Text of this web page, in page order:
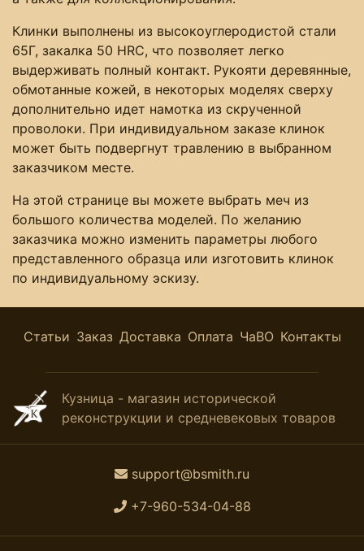
Клинки выполнены из высокоуглеродистой стали
65Г, закалка 50 HRC, что позволяет легко
выдерживать полный контакт. Рукояти деревянные,
обмотанные кожей, в некоторых моделях сверху
дополнительно идет намотка из скрученной
проволоки. При индивидуальном заказе клинок
может быть подвергнут травлению в выбранном
заказчиком месте.
На этой странице вы можете выбрать меч из
большого количества моделей. По желанию
заказчика можно изменить параметры любого
представленного образца или изготовить клинок
по индивидуальному эскизу.
Статьи Заказ Доставка Оплата ЧаВО Контакты
Кузница - магазин исторической
реконструкции и средневековых товаров
support@bsmith.ru
+7-960-534-04-88